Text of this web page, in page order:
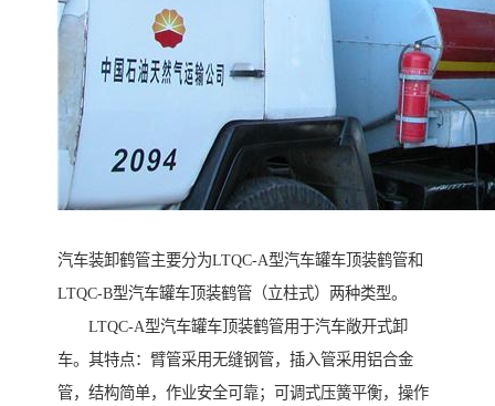
汽车装卸鹤管主要分为LTQC-A型汽车罐车顶装鹤管和
LTQC-B型汽车罐车顶装鹤管（立柱式）两种类型。
LTQC-A型汽车罐车顶装鹤管用于汽车敞开式卸
车。其特点：臂管采用无缝钢管，插入管采用铝合金
管，结构简单，作业安全可靠；可调式压簧平衡，操作